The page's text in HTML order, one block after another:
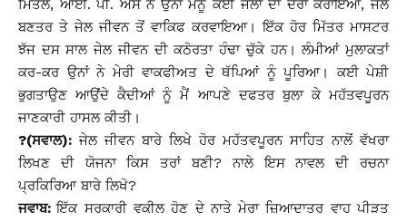
ਮਿੱਤਲ, ਆਈ. ਪੀ. ਐਸ ਨੇ ਉਨਾਂ ਮੈਨੂੰ ਕਈ ਜੇਲਾਂ ਦਾ ਦੌਰਾ ਕਰਾਇਆ, ਜੇਲ
ਬਣਤਰ ਤੇ ਜੇਲ ਜੀਵਨ ਤੋਂ ਵਾਕਿਫ ਕਰਵਾਇਆ। ਇੱਕ ਹੋਰ ਮਿੱਤਰ ਮਾਸਟਰ
ਝੱਜ ਦਸ ਸਾਲ ਜੇਲ ਜੀਵਨ ਦੀ ਕਠੋਰਤਾ ਹੰਢਾ ਚੁੱਕੇ ਹਨ। ਲੰਮੀਆਂ ਮੁਲਾਕਤਾਂ
ਕਰ-ਕਰ ਉਨਾਂ ਨੇ ਮੇਰੀ ਵਾਕਫੀਅਤ ਦੇ ਥੱਪਿਆਂ ਨੂੰ ਪੂਰਿਆ। ਕਈ ਪੇਸ਼ੀ
ਭੁਗਤਾਉਣ ਆਉਂਦੇ ਕੈਦੀਆਂ ਨੂੰ ਮੈਂ ਆਪਣੇ ਦਫਤਰ ਬੁਲਾ ਕੇ ਮਹੱਤਵਪੂਰਨ
ਜਾਣਕਾਰੀ ਹਾਸਲ ਕੀਤੀ।
?(ਸਵਾਲ): ਜੇਲ ਜੀਵਨ ਬਾਰੇ ਲਿਖੇ ਹੋਰ ਮਹੱਤਵਪੂਰਨ ਸਾਹਿਤ ਨਾਲੋਂ ਵੱਖਰਾ
ਲਿਖਣ ਦੀ ਯੋਜਨਾ ਕਿਸ ਤਰਾਂ ਬਣੀ? ਨਾਲੇ ਇਸ ਨਾਵਲ ਦੀ ਰਚਨਾ
ਪ੍ਰਕਿਰਿਆ ਬਾਰੇ ਲਿਖੋ?
ਜਵਾਬ:ਇੱਕ ਸਰਕਾਰੀ ਵਕੀਲ ਹੋਣ ਦੇ ਨਾਤੇ ਮੇਰਾ ਜ਼ਿਆਦਾਤਰ ਵਾਹ ਪੀੜਤ